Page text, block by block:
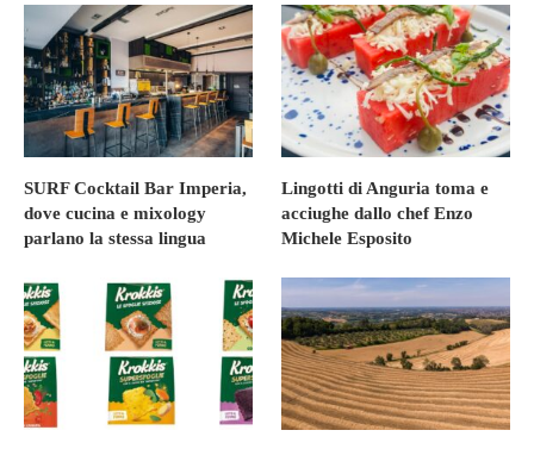
SURF Cocktail Bar Imperia,
dove cucina e mixology
parlano la stessa lingua
Lingotti di Anguria toma e
acciughe dallo chef Enzo
Michele Esposito